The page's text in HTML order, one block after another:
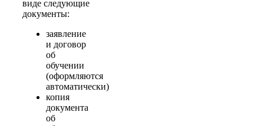
виде следующие
документы:
заявление
и договор
об
обучении
(оформляются
автоматически)
копия
документа
об